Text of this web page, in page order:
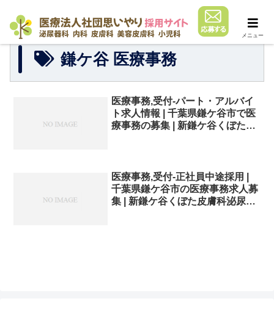
鎌ケ谷 医療事務
医療事務,受付-パート・アルバイ
ト求人情報 | 千葉県鎌ケ谷市で医
療事務の募集 | 新鎌ケ谷くぼた皮
医療事務,受付-正社員中途採用 |
千葉県鎌ケ谷市の医療事務求人募
集 | 新鎌ケ谷くぼた皮膚科泌尿器
メニュー